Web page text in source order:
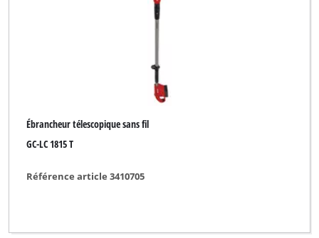
Ébrancheur télescopique sans fil
GC-LC 1815 T
Référence article 3410705